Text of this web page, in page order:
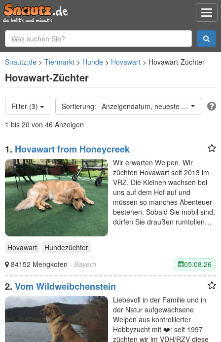
Snautz.de Tiermarkt Hunde Hovawart Hovawart-Züchter
Hovawart-Züchter
Filter (3)
Anzeigendatum, neueste oben
1 bis 20 von 46 Anzeigen
1. Hovawart from Honeycreek
Wir erwarten Welpen. Wir
züchten Hovawart seit 2013 im
VRZ. Die Kleinen wachsen bei
uns auf dem Hof auf und
müssen so manches Abenteuer
bestehen. Sobald Sie mobil sind,
dürfen Sie draußen rumtollen…
Hovawart
Hundezüchter
84152 Mengkofen - Bayern 05.08.26
2. Vom Wildweibchenstein
Liebevoll in der Familie und in
der Natur aufgewachsene
Welpen aus kontrollierter
Hobbyzucht mit ❤️: seit 1997
züchten wir im VDH/RZV diese